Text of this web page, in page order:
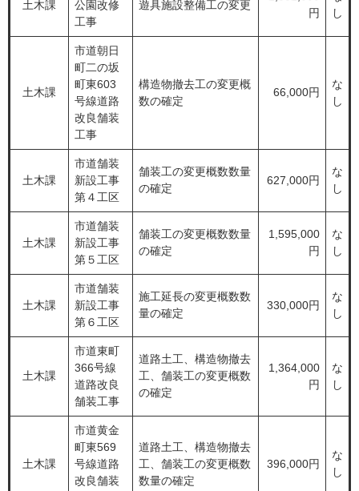
土木課
公園改修
工事
遊具施設整備工の変更
円
し
土木課
市道朝日
町二の坂
町東603
号線道路
改良舗装
工事
構造物撤去工の変更概
数の確定
66,000円
な
し
土木課
市道舗装
新設工事
第４工区
舗装工の変更概数数量
の確定
627,000円
な
し
土木課
市道舗装
新設工事
第５工区
舗装工の変更概数数量
の確定
1,595,000
円
な
し
土木課
市道舗装
新設工事
第６工区
施工延長の変更概数数
量の確定
330,000円
な
し
土木課
市道東町
366号線
道路改良
舗装工事
道路土工、構造物撤去
工、舗装工の変更概数
の確定
1,364,000
円
な
し
土木課
市道黄金
町東569
号線道路
改良舗装
道路土工、構造物撤去
工、舗装工の変更概数
数量の確定
396,000円
な
し